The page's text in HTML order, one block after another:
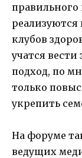
правильного
клубов
учатся
подход, по
только
укрепить
На форуме
ведущих